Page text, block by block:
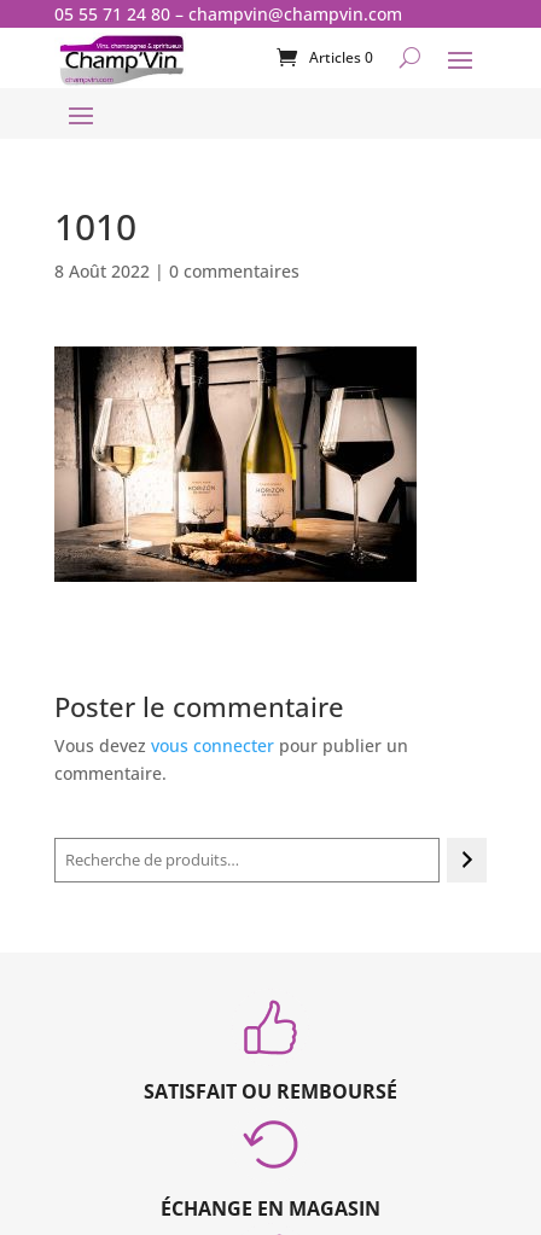
05 55 71 24 80– champvin@champvin.com
Articles 0
1010
8 Août 2022| 0 commentaires
Poster le commentaire
Vous devez vous connecterpour publier un
commentaire.
Recherche
SATISFAIT OU REMBOURSÉ
ÉCHANGE EN MAGASIN